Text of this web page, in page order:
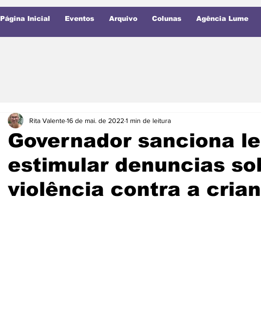
Página Inicial Eventos Arquivo Colunas Agência Lume
Governador sanciona
estimular denuncias
violência contra a
Rita Valente16 de mai. de 2022 1 min de leitura